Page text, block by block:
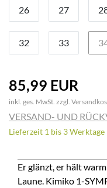
26 27
32 33
85,99 EUR
inkl. ges. MwSt. zzgl.
VERSAND- UND
Lieferzeit 1 bis 3 Werktage
Er glänzt, er hält
Laune. Kimiko 1-